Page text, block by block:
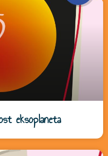
eksoplaneta